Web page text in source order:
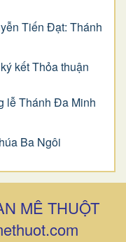
Tiến Đạt: Thánh
kết Thỏa thuận
lễ Thánh Đa Minh
Ba Ngôi
MÊ THUỘT